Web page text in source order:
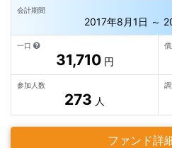
会計期間
2017年8月1日 ～
一口
31,710円
参加人数
273 人
ファンド詳